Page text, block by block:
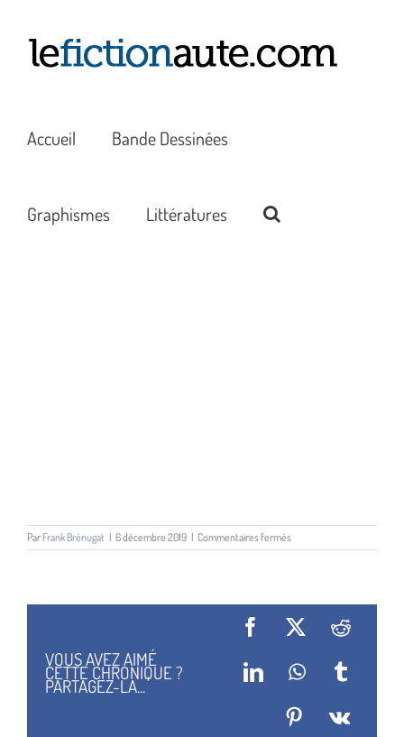
contenu
Accueil Bande Dessinées
Graphismes Littératures
Par Frank Brénugat | 6 décembre 2019 | Commentaires ferméssur
Ken
VOUS AVEZ AIMÉ
CETTE CHRONIQUE ?
PARTAGEZ-LA...
Facebook
X Reddit
LinkedInWhatsApp
Tumblr
Pinterest
Vk